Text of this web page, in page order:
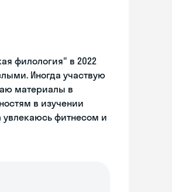
филология" в 2022
Иногда участвую
материалы в
в изучении
фитнесом и